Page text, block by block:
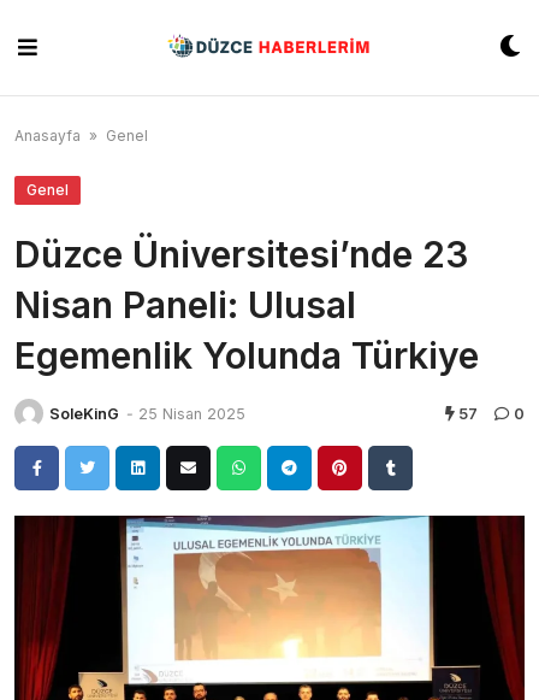
content
Anasayfa » Genel
Genel
Düzce Üniversitesi’nde 23
Nisan Paneli: Ulusal
Egemenlik Yolunda Türkiye
SoleKinG - 25 Nisan 2025 57 0